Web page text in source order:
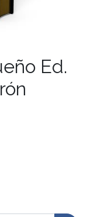
Ed.